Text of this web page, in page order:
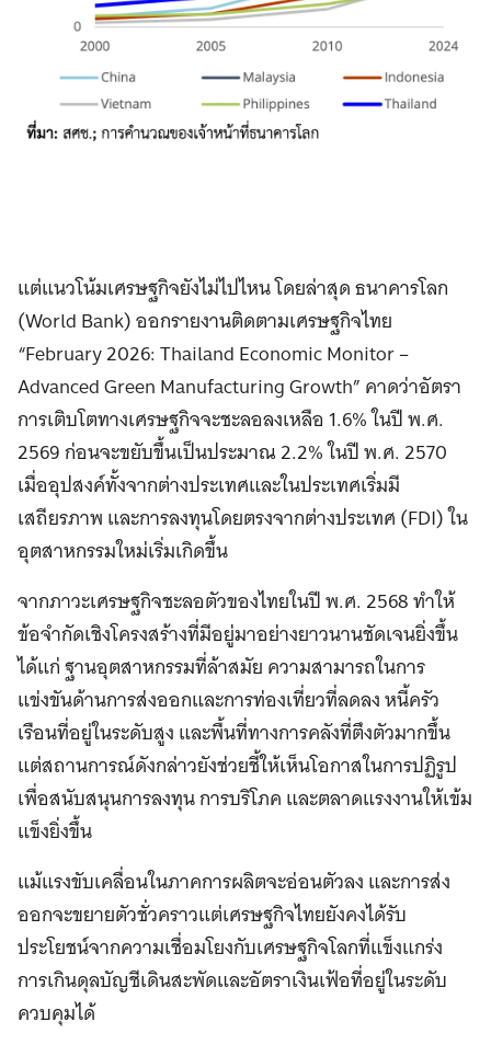
แต่แนวโน้มเศรษฐกิจยังไม่ไปไหน โดยล่าสุด ธนาคารโลก
(World Bank) ออกรายงานติดตามเศรษฐกิจไทย
“February 2026: Thailand Economic Monitor –
Advanced Green Manufacturing Growth” คาดว่าอัตรา
การเติบโตทางเศรษฐกิจจะชะลอลงเหลือ 1.6% ในปี พ.ศ.
2569 ก่อนจะขยับขึ้นเป็นประมาณ 2.2% ในปี พ.ศ. 2570
เมื่ออุปสงค์ทั้งจากต่างประเทศและในประเทศเริ่มมี
เสถียรภาพ และการลงทุนโดยตรงจากต่างประเทศ (FDI) ใน
อุตสาหกรรมใหม่เริ่มเกิดขึ้น
จากภาวะเศรษฐกิจชะลอตัวของไทยในปี พ.ศ. 2568 ทำให้
ข้อจำกัดเชิงโครงสร้างที่มีอยู่มาอย่างยาวนานชัดเจนยิ่งขึ้น
ได้แก่ ฐานอุตสาหกรรมที่ล้าสมัย ความสามารถในการ
แข่งขันด้านการส่งออกและการท่องเที่ยวที่ลดลง หนี้ครัว
เรือนที่อยู่ในระดับสูง และพื้นที่ทางการคลังที่ตึงตัวมากขึ้น
แต่สถานการณ์ดังกล่าวยังช่วยชี้ให้เห็นโอกาสในการปฏิรูป
เพื่อสนับสนุนการลงทุน การบริโภค และตลาดแรงงานให้เข้ม
แข็งยิ่งขึ้น
แม้แรงขับเคลื่อนในภาคการผลิตจะอ่อนตัวลง และการส่ง
ออกจะขยายตัวชั่วคราวแต่เศรษฐกิจไทยยังคงได้รับ
ประโยชน์จากความเชื่อมโยงกับเศรษฐกิจโลกที่แข็งแกร่ง
การเกินดุลบัญชีเดินสะพัดและอัตราเงินเฟ้อที่อยู่ในระดับ
ควบคุมได้